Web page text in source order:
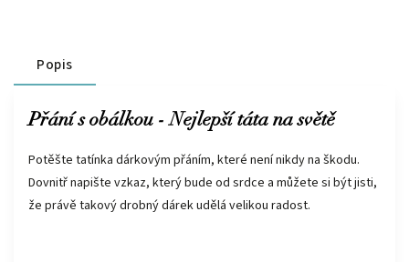
Popis
Přání s obálkou - Nejlepší táta na světě
Potěšte tatínka dárkovým přáním, které není nikdy na škodu.
Dovnitř napište vzkaz, který bude od srdce a můžete si být jisti,
že právě takový drobný dárek udělá velikou radost.